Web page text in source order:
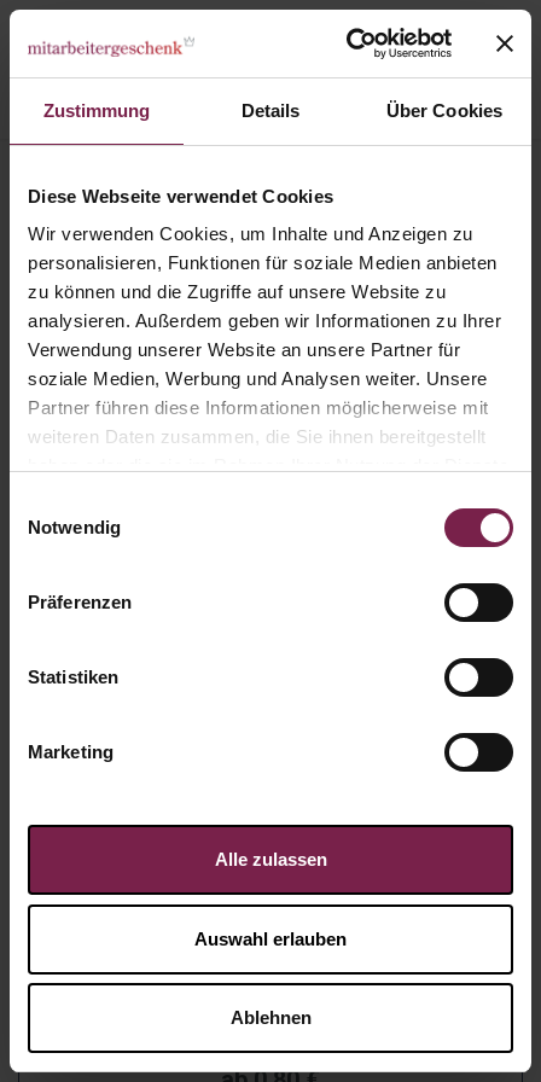
Zustimmung Details Über Cookies
Diese Webseite verwendet Cookies
Wir verwenden Cookies, um Inhalte und Anzeigen zu
personalisieren, Funktionen für soziale Medien anbieten
zu können und die Zugriffe auf unsere Website zu
analysieren. Außerdem geben wir Informationen zu Ihrer
Verwendung unserer Website an unsere Partner für
soziale Medien, Werbung und Analysen weiter. Unsere
Partner führen diese Informationen möglicherweise mit
weiteren Daten zusammen, die Sie ihnen bereitgestellt
Notwendig
Präferenzen
Statistiken
Marketing
Alle zulassen
Auswahl erlauben
Ablehnen
Karte: Branchenmix - Personal
Artikel-Nr.:WP1442